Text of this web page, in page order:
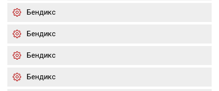
Бендикс
Бендикс
Бендикс
Бендикс